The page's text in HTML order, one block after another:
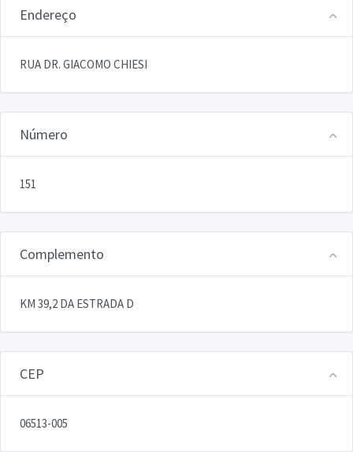
Endereço
RUA DR. GIACOMO CHIESI
Número
151
Complemento
KM 39,2 DA ESTRADA D
CEP
06513-005